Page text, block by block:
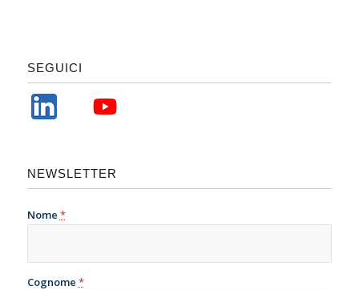
SEGUICI
NEWSLETTER
Nome *
Cognome *